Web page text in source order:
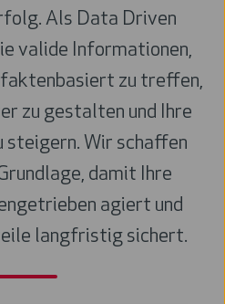
Als Data Driven
valide Informationen,
faktenbasiert zu treffen,
zu gestalten und Ihre
steigern. Wir schaffen
damit Ihre
agiert und
langfristig sichert.